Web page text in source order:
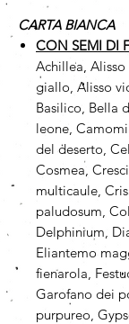
CARTA BIANCA
CON SEMI DI
Achillea,
giallo, Alisso
Basilico, Bella
leone,
del deserto,
Cosmea,
multicaule,
paludosum,
Delphinium,
Eliantemo
fienarola,
Garofano dei
purpureo,